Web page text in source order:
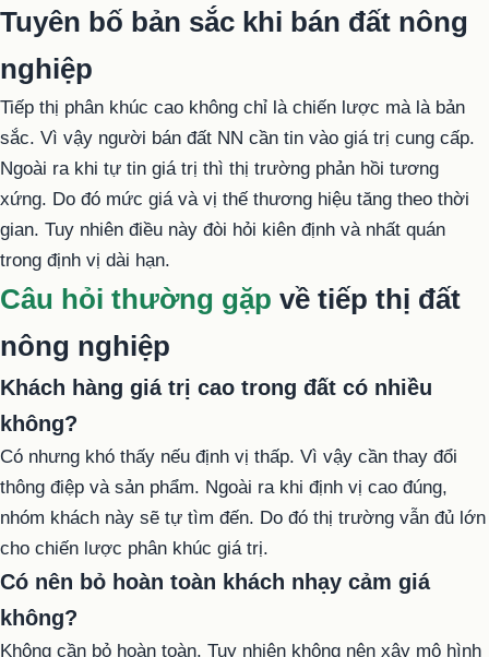
Tuyên bố bản sắc khi bán đất nông
nghiệp
Tiếp thị phân khúc cao không chỉ là chiến lược mà là bản
sắc. Vì vậy người bán đất NN cần tin vào giá trị cung cấp.
Ngoài ra khi tự tin giá trị thì thị trường phản hồi tương
xứng. Do đó mức giá và vị thế thương hiệu tăng theo thời
gian. Tuy nhiên điều này đòi hỏi kiên định và nhất quán
trong định vị dài hạn.
Câu hỏi thường gặp về tiếp thị đất
nông nghiệp
Khách hàng giá trị cao trong đất có nhiều
không?
Có nhưng khó thấy nếu định vị thấp. Vì vậy cần thay đổi
thông điệp và sản phẩm. Ngoài ra khi định vị cao đúng,
nhóm khách này sẽ tự tìm đến. Do đó thị trường vẫn đủ lớn
cho chiến lược phân khúc giá trị.
Có nên bỏ hoàn toàn khách nhạy cảm giá
không?
Không cần bỏ hoàn toàn. Tuy nhiên không nên xây mô hình